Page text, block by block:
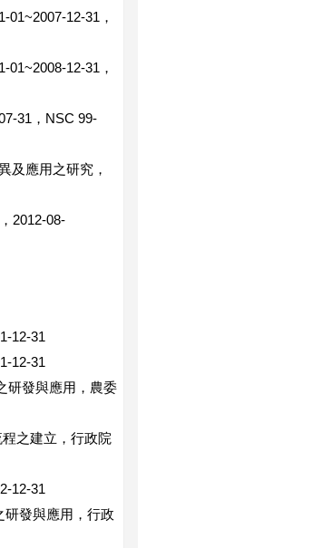
12-31，
12-31，
31，NSC 99-
及應用之研究，
2012-08-
12-31
12-31
研發與應用，農委
之建立，行政院
12-31
研發與應用，行政